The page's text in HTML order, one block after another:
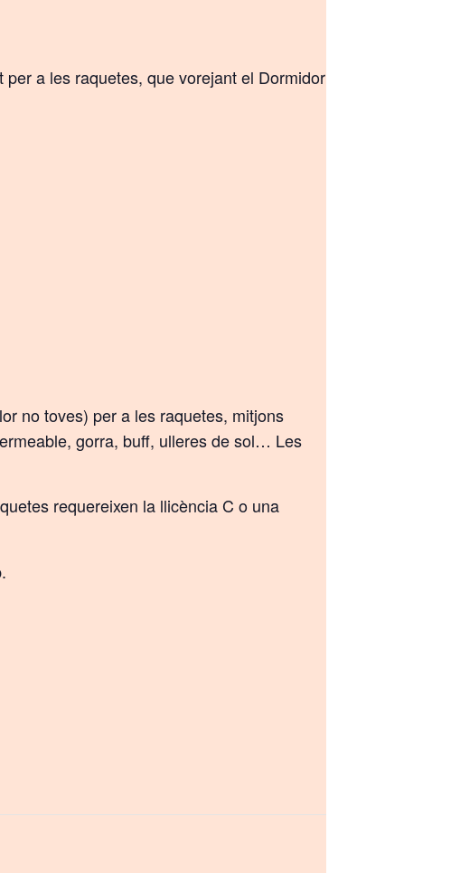
a les raquetes, que vorejant el Dormidor
no toves) per a les raquetes, mitjons
gorra, buff, ulleres de sol… Les
requereixen la llicència C o una